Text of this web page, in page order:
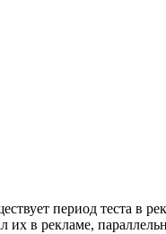
период теста в
их в рекламе,